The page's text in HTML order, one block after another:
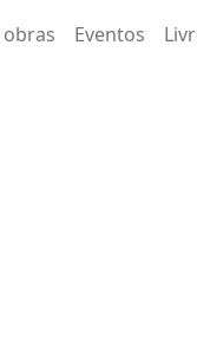
Eventos